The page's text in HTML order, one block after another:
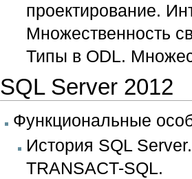
проектирование.
Множественность
Типы в ODL.
SQL Server 2012
Функциональные
История SQL
TRANSACT-SQL.